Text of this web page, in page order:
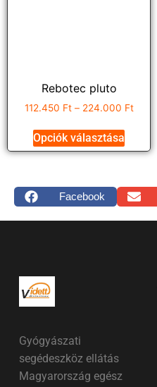
Rebotec pluto
112.450 Ft – 224.000 Ft
Opciók választása
Facebook
Gyógyászati
segédeszköz ellátás
Magyarország egész